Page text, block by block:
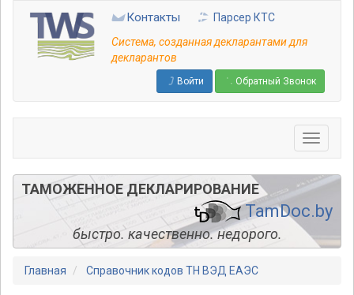
основному
содержанию
Контакты
Парсер КТС
Система, созданная декларантами для
декларантов
Войти Обратный Звонок
ТАМОЖЕННОЕ ДЕКЛАРИРОВАНИЕ
TamDoc.by
быстро. качественно. недорого.
Главная Справочник кодов ТН ВЭД ЕАЭС